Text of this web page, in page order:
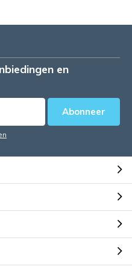
en
Abonneer